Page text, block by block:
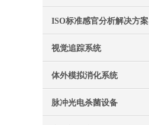
ISO标准感官分析解决方案
视觉追踪系统
体外模拟消化系统
脉冲光电杀菌设备